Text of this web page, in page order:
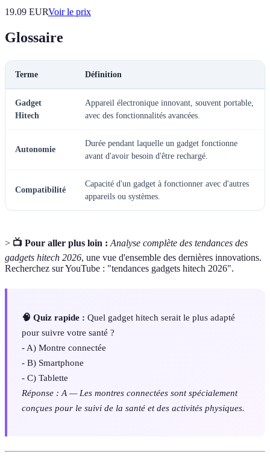
19.09 EURVoir le prix
Glossaire
Terme Définition
Gadget
Hitech
Appareil électronique innovant, souvent portable,
avec des fonctionnalités avancées.
Autonomie
Durée pendant laquelle un gadget fonctionne
avant d'avoir besoin d'être rechargé.
Compatibilité
Capacité d'un gadget à fonctionner avec d'autres
appareils ou systèmes.
> 📺 Pour aller plus loin : Analyse complète des tendances des
gadgets hitech 2026, une vue d'ensemble des dernières innovations.
Recherchez sur YouTube : "tendances gadgets hitech 2026".
🧠 Quiz rapide : Quel gadget hitech serait le plus adapté
pour suivre votre santé ?
- A) Montre connectée
- B) Smartphone
- C) Tablette
Réponse : A — Les montres connectées sont spécialement
conçues pour le suivi de la santé et des activités physiques.